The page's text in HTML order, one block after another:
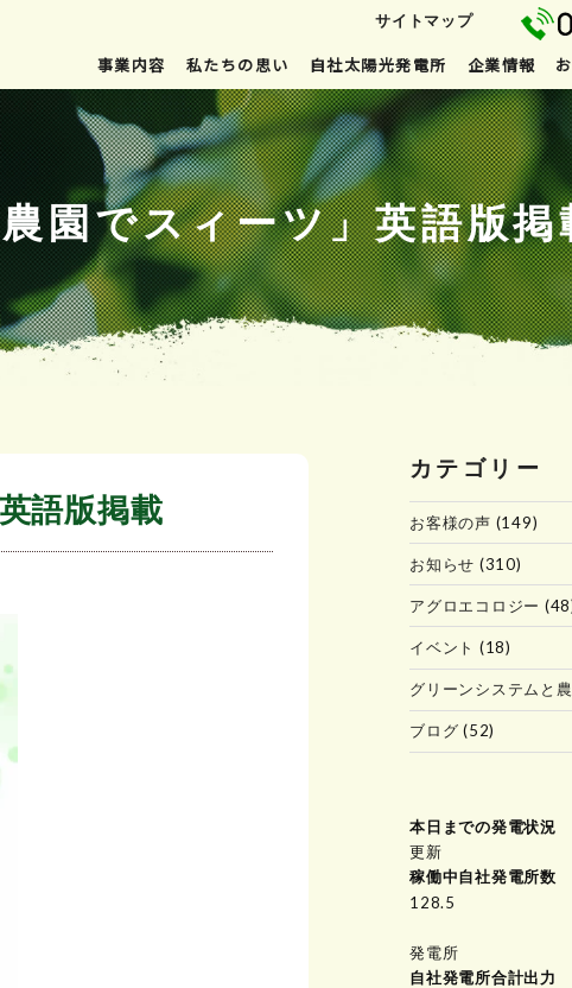
サイトマップ
事業内容 私たちの思い 自社太陽光発電所 企業情報
園でスィーツ」英語版掲
語版掲載
カテゴリー
お客様の声 (149)
お知らせ (310)
アグロエコロジー
イベント (18)
グリーンシステムと
ブログ (52)
本日までの発電状況
更新
稼働中自社発電所数
151.8
発電所
自社発電所合計出力